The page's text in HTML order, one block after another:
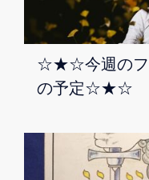
☆★☆今週のフ
の予定☆★☆